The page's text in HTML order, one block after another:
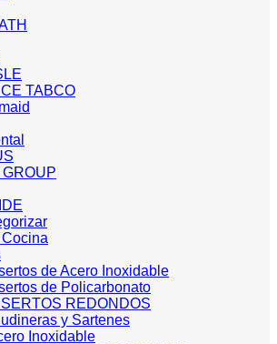
TABCO
de Acero Inoxidable
de Policarbonato
REDONDOS
y Sartenes
Inoxidable